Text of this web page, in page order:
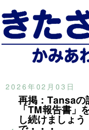
2026年02月03日
再掲：Tansaの
「TM報告書」
し続けましょ